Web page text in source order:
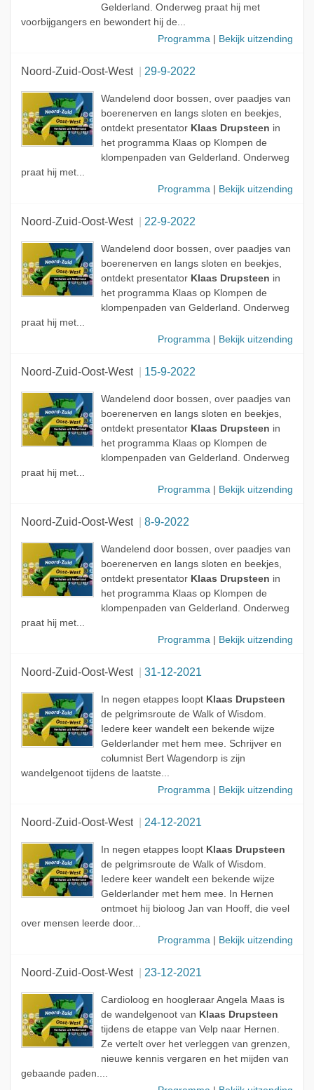
Gelderland. Onderweg praat hij met
voorbijgangers en bewondert hij de...
Programma
Bekijk uitzending
Noord-Zuid-Oost-West 29-9-2022
Wandelend door bossen, over paadjes van
boerenerven en langs sloten en beekjes,
ontdekt presentator Klaas Drupsteen in
het programma Klaas op Klompen de
klompenpaden van Gelderland. Onderweg
praat hij met...
Programma
Bekijk uitzending
Noord-Zuid-Oost-West 22-9-2022
Wandelend door bossen, over paadjes van
boerenerven en langs sloten en beekjes,
ontdekt presentator Klaas Drupsteen in
het programma Klaas op Klompen de
klompenpaden van Gelderland. Onderweg
praat hij met...
Programma
Bekijk uitzending
Noord-Zuid-Oost-West 15-9-2022
Wandelend door bossen, over paadjes van
boerenerven en langs sloten en beekjes,
ontdekt presentator Klaas Drupsteen in
het programma Klaas op Klompen de
klompenpaden van Gelderland. Onderweg
praat hij met...
Programma
Bekijk uitzending
Noord-Zuid-Oost-West 8-9-2022
Wandelend door bossen, over paadjes van
boerenerven en langs sloten en beekjes,
ontdekt presentator Klaas Drupsteen in
het programma Klaas op Klompen de
klompenpaden van Gelderland. Onderweg
praat hij met...
Programma
Bekijk uitzending
Noord-Zuid-Oost-West 31-12-2021
In negen etappes loopt Klaas Drupsteen
de pelgrimsroute de Walk of Wisdom.
Iedere keer wandelt een bekende wijze
Gelderlander met hem mee. Schrijver en
columnist Bert Wagendorp is zijn
wandelgenoot tijdens de laatste...
Programma
Bekijk uitzending
Noord-Zuid-Oost-West 24-12-2021
In negen etappes loopt Klaas Drupsteen
de pelgrimsroute de Walk of Wisdom.
Iedere keer wandelt een bekende wijze
Gelderlander met hem mee. In Hernen
ontmoet hij bioloog Jan van Hooff, die veel
over mensen leerde door...
Programma
Bekijk uitzending
Noord-Zuid-Oost-West 23-12-2021
Cardioloog en hoogleraar Angela Maas is
de wandelgenoot van Klaas Drupsteen
tijdens de etappe van Velp naar Hernen.
Ze vertelt over het verleggen van grenzen,
nieuwe kennis vergaren en het mijden van
gebaande paden....